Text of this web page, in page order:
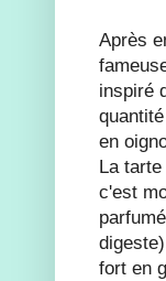
Après
inspiré
en
La
c'est
fort en